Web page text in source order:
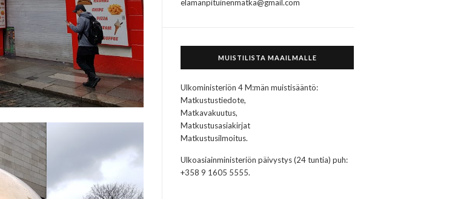
elamanpituinenmatka@gmail.com
MUISTILISTA MAAILMALLE
Ulkoministeriön 4 M:män muistisääntö:
Matkustustiedote,
Matkavakuutus,
Matkustusasiakirjat
Matkustusilmoitus.
Ulkoasiainministeriön päivystys (24 tuntia) puh:
+358 9 1605 5555.